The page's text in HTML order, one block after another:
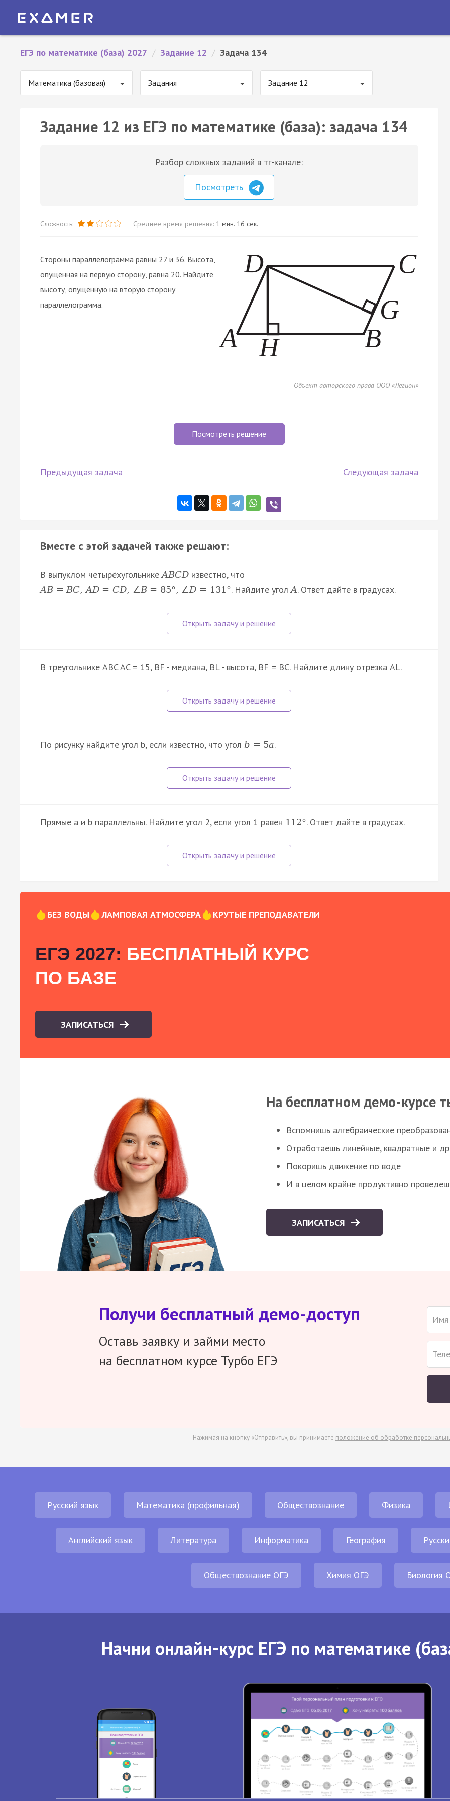
ЕГЭ по математике (база) 2027 / Задание 12 / Задача 134
Математика (базовая) Задания Задание 12
Задание 12 из ЕГЭ по математике (база): задача 134
Разбор сложных заданий в тг-канале:
Посмотреть
Сложность: Среднее время решения: 1 мин. 16 сек.
Стороны параллелограмма равны 27 и 36. Высота,
опущенная на первую сторону, равна 20. Найдите
высоту, опущенную на вторую сторону
параллелограмма.
Объект авторского права ООО «Легион»
Посмотреть решение
Предыдущая задача Следующая задача
Вместе с этой задачей также решают:
В выпуклом четырёхугольнике ABCD известно, что
AB = BC, AD = CD, ∠B = 85°, ∠D = 131 °. Найдите угол A. Ответ дайте в градусах.
В треугольнике ABC AC = 15, BF - медиана, BL - высота, BF = BC. Найдите длину отрезка AL.
По рисунку найдите угол b, если известно, что угол b = 5a.
Прямые a и b параллельны. Найдите угол 2, если угол 1 равен 112°. Ответ дайте в градусах.
БЕЗ ВОДЫ ЛАМПОВАЯ АТМОСФЕРА КРУТЫЕ ПРЕПОДАВАТЕЛИ
ЕГЭ 2027: БЕСПЛАТНЫЙ КУРС
ПО БАЗЕ
ЗАПИСАТЬСЯ
На бесплатном демо-курсе
Вспомнишь алгебраические
Отработаешь линейные, квадратные и
Покоришь движение по воде
И в целом крайне продуктивно
ЗАПИСАТЬСЯ
Получи бесплатный демо-доступ
Оставь заявку и займи место
на бесплатном курсе Турбо ЕГЭ
Нажимая на кнопку «Отправить», вы принимаете положение об обработке
Русский язык Математика (профильная) Обществознание Физика
Английский язык Литература Информатика География
Обществознание ОГЭ Химия ОГЭ Биология
Начни онлайн-курс ЕГЭ по математике